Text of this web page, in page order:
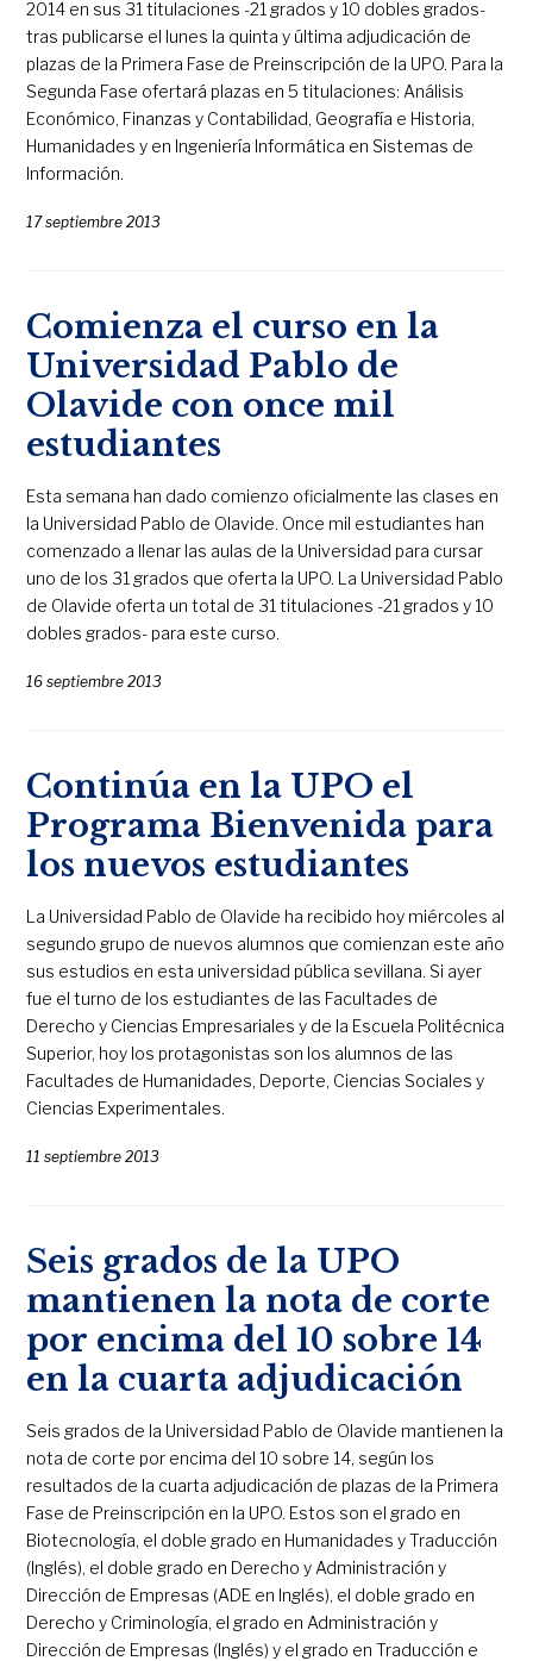
2014 en sus 31 titulaciones -21 grados y 10 dobles grados-
tras publicarse el lunes la quinta y última adjudicación de
plazas de la Primera Fase de Preinscripción de la UPO. Para la
Segunda Fase ofertará plazas en 5 titulaciones: Análisis
Económico, Finanzas y Contabilidad, Geografía e Historia,
Humanidades y en Ingeniería Informática en Sistemas de
Información.
17 septiembre 2013
Comienza el curso en la
Universidad Pablo de
Olavide con once mil
estudiantes
Esta semana han dado comienzo oficialmente las clases en
la Universidad Pablo de Olavide. Once mil estudiantes han
comenzado a llenar las aulas de la Universidad para cursar
uno de los 31 grados que oferta la UPO. La Universidad Pablo
de Olavide oferta un total de 31 titulaciones -21 grados y 10
dobles grados- para este curso.
16 septiembre 2013
Continúa en la UPO el
Programa Bienvenida para
los nuevos estudiantes
La Universidad Pablo de Olavide ha recibido hoy miércoles al
segundo grupo de nuevos alumnos que comienzan este año
sus estudios en esta universidad pública sevillana. Si ayer
fue el turno de los estudiantes de las Facultades de
Derecho y Ciencias Empresariales y de la Escuela Politécnica
Superior, hoy los protagonistas son los alumnos de las
Facultades de Humanidades, Deporte, Ciencias Sociales y
Ciencias Experimentales.
11 septiembre 2013
Seis grados de la UPO
mantienen la nota de corte
por encima del 10 sobre 14
en la cuarta adjudicación
Seis grados de la Universidad Pablo de Olavide mantienen la
nota de corte por encima del 10 sobre 14, según los
resultados de la cuarta adjudicación de plazas de la Primera
Fase de Preinscripción en la UPO. Estos son el grado en
Biotecnología, el doble grado en Humanidades y Traducción
(Inglés), el doble grado en Derecho y Administración y
Dirección de Empresas (ADE en Inglés), el doble grado en
Derecho y Criminología, el grado en Administración y
Dirección de Empresas (Inglés) y el grado en Traducción e